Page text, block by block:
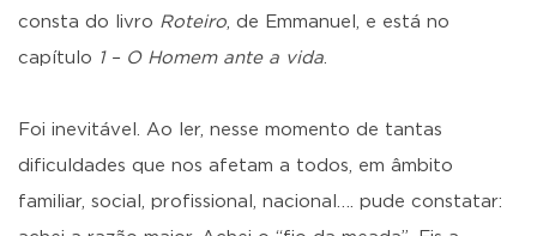
consta do livro Roteiro, de Emmanuel, e está no
capítulo 1 – O Homem ante a vida.
Foi inevitável. Ao ler, nesse momento de tantas
dificuldades que nos afetam a todos, em âmbito
familiar, social, profissional, nacional…. pude constatar: